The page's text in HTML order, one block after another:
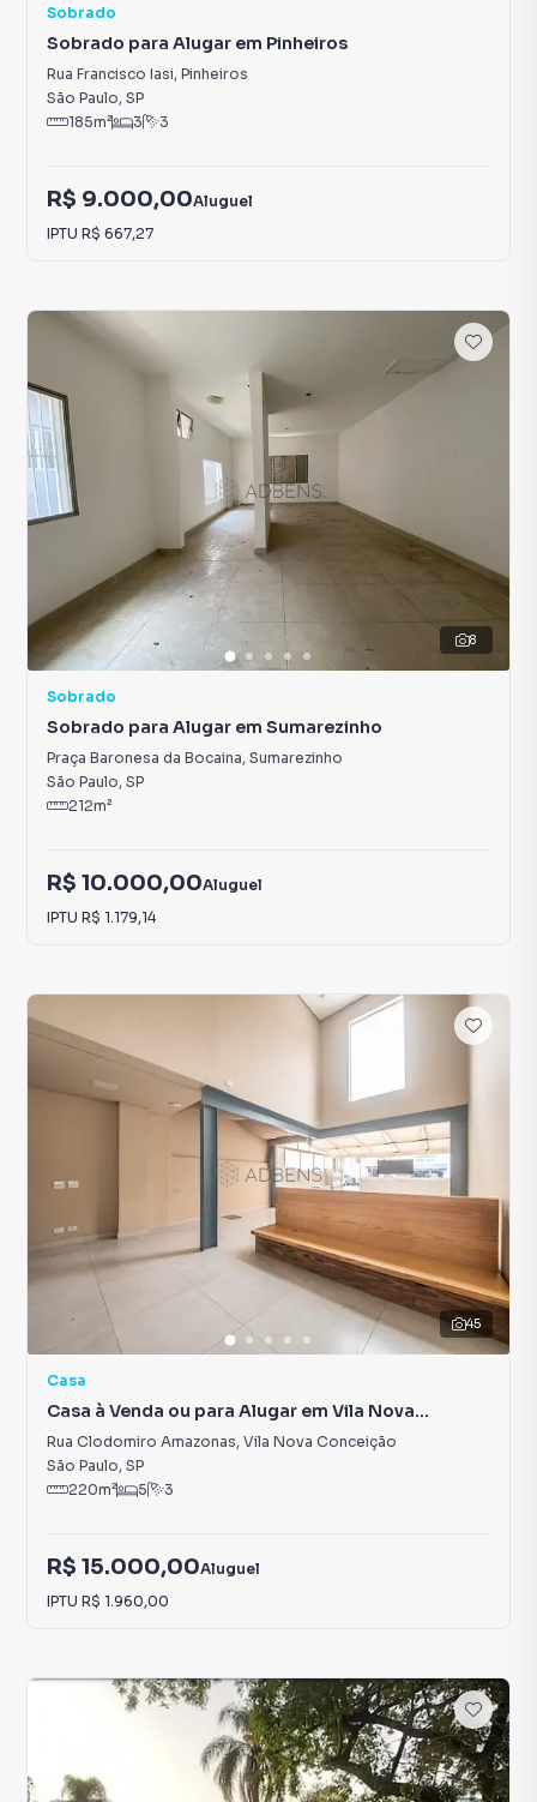
Sobrado
Sobrado para Alugar em Pinheiros
Rua Francisco Iasi, Pinheiros
São Paulo, SP
185m² 3 3
R$ 9.000,00Aluguel
IPTU R$ 667,27
8
Sobrado
Sobrado para Alugar em Sumarezinho
Praça Baronesa da Bocaina, Sumarezinho
São Paulo, SP
212m²
R$ 10.000,00Aluguel
IPTU R$ 1.179,14
45
Casa
Casa à Venda ou para Alugar em Vila Nova
Conceição
Rua Clodomiro Amazonas, Vila Nova Conceição
São Paulo, SP
220m² 5 3
R$ 15.000,00Aluguel
IPTU R$ 1.960,00